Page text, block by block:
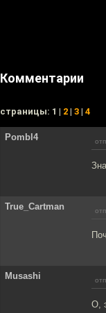
Комментарии
cтраницы: 1 | 2 | 3 | 4
Pombl4
True_Cartman
Musashi
О,